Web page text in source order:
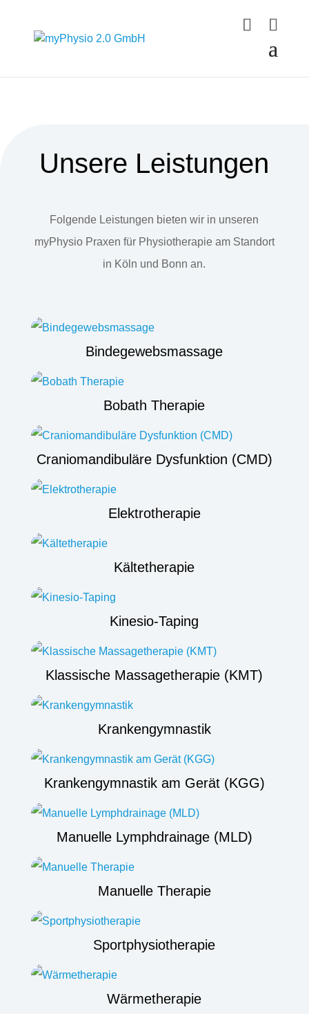
Unsere Leistungen
Folgende Leistungen bieten wir in unseren
myPhysio Praxen für Physiotherapie am Standort
in Köln und Bonn an.
Bindegewebsmassage
Bobath Therapie
Craniomandibuläre Dysfunktion (CMD)
Elektrotherapie
Kältetherapie
Kinesio-Taping
Klassische Massagetherapie (KMT)
Krankengymnastik
Krankengymnastik am Gerät (KGG)
Manuelle Lymphdrainage (MLD)
Manuelle Therapie
Sportphysiotherapie
Wärmetherapie